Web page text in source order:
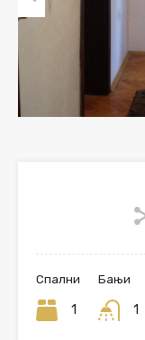
Спални
1
Бањи
1